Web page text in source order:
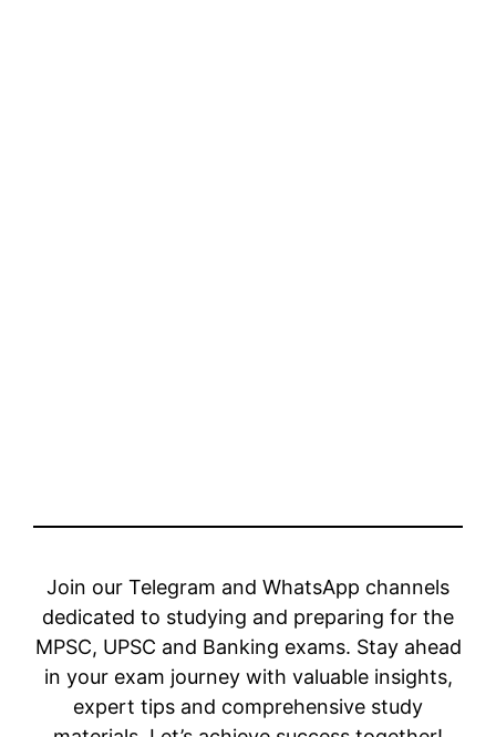
Join our Telegram and WhatsApp channels
dedicated to studying and preparing for the
MPSC, UPSC and Banking exams. Stay ahead
in your exam journey with valuable insights,
expert tips and comprehensive study